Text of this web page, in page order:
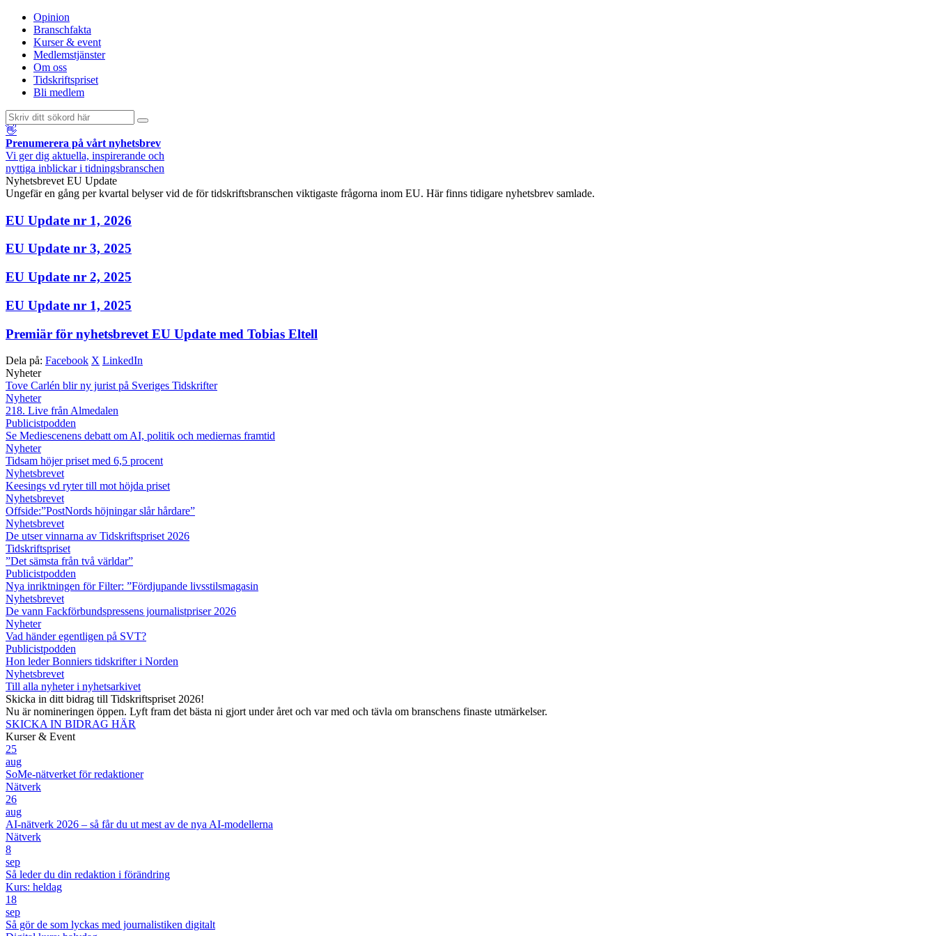
Opinion
Branschfakta
Kurser & event
Medlemstjänster
Om oss
Tidskriftspriset
Bli medlem
👋
Prenumerera på vårt nyhetsbrev
Vi ger dig aktuella, inspirerande och
nyttiga inblickar i tidningsbranschen
Nyhetsbrevet EU Update
Ungefär en gång per kvartal belyser vid de för tidskriftsbranschen viktigaste frågorna inom EU. Här finns tidigare nyhetsbrev samlade.
E​U Update nr 1, 2026
E​U Update nr 3, 2025
E​U Update nr 2, 2025
E​U Update nr 1, 2025
Premiär för nyhetsbrevet EU Update med Tobias Eltell
Dela på: Facebook X LinkedIn
Nyheter
Tove Carlén blir ny jurist på Sveriges Tidskrifter
Nyheter
218. Live från Almedalen
Publicistpodden
Se Mediescenens debatt om AI, politik och mediernas framtid
Nyheter
Tidsam höjer priset med 6,5 procent
Nyhetsbrevet
Keesings vd ryter till mot höjda priset
Nyhetsbrevet
Offside:”PostNords höjningar slår hårdare”
Nyhetsbrevet
De utser vinnarna av Tidskriftspriset 2026
Tidskriftspriset
”Det sämsta från två världar”
Publicistpodden
Nya inriktningen för Filter: ”Fördjupande livsstilsmagasin
Nyhetsbrevet
De vann Fackförbundspressens journalistpriser 2026
Nyheter
Vad händer egentligen på SVT?
Publicistpodden
Hon leder Bonniers tidskrifter i Norden
Nyhetsbrevet
Till alla nyheter i nyhetsarkivet
Skicka in ditt bidrag till Tidskriftspriset 2026!
Nu är nomineringen öppen. Lyft fram det bästa ni gjort under året och var med och tävla om branschens finaste utmärkelser.
SKICKA IN BIDRAG HÄR
Kurser & Event
25
aug
SoMe-nätverket för redaktioner
Nätverk
26
aug
AI-nätverk 2026 – så får du ut mest av de nya AI-modellerna
Nätverk
8
sep
Så leder du din redaktion i förändring
Kurs: heldag
18
sep
Så gör de som lyckas med journalistiken digitalt